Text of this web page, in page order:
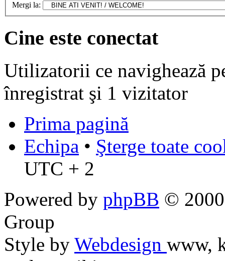
Mergi la:
Cine este conectat
Utilizatorii ce navighează
înregistrat şi 1 vizitator
Prima pagină
Echipa • Şterge toate
UTC + 2
Powered by phpBB ©
Group
Style by Webdesign www,